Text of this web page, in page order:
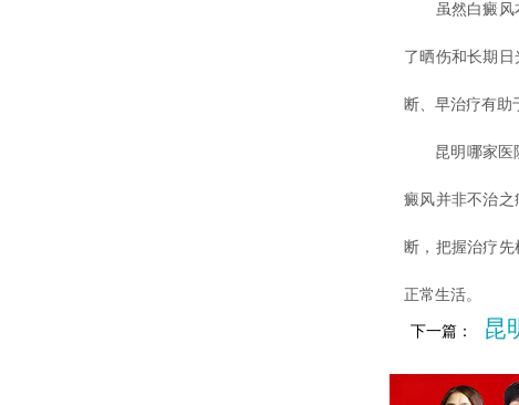
虽然白癜风本
了晒伤和长期
断、早治疗有助
昆明哪家医院
癜风并非不治
断，把握治疗
正常生活。
下一篇： 昆